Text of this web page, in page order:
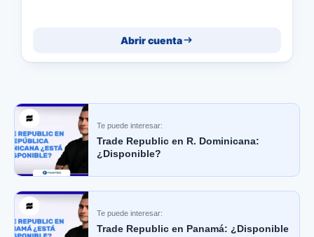
Abrir cuenta
Te puede interesar:
Trade Republic en R. Dominicana:
¿Disponible?
Te puede interesar:
Trade Republic en Panamá: ¿Disponible